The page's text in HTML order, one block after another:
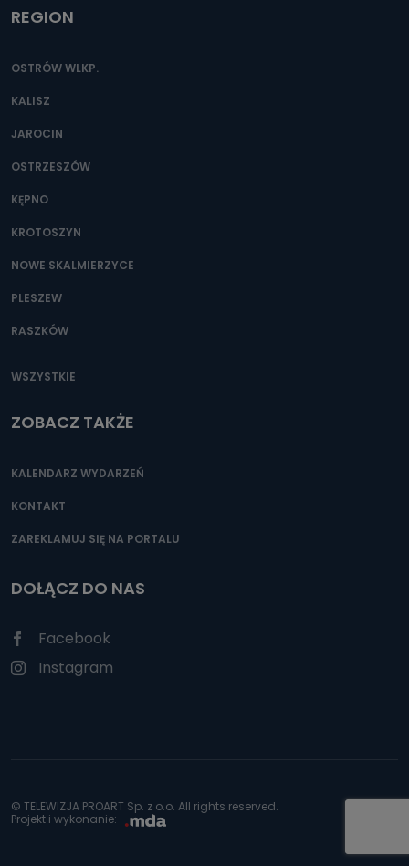
REGION
OSTRÓW WLKP.
KALISZ
JAROCIN
OSTRZESZÓW
KĘPNO
KROTOSZYN
NOWE SKALMIERZYCE
PLESZEW
RASZKÓW
WSZYSTKIE
ZOBACZ TAKŻE
KALENDARZ WYDARZEŃ
KONTAKT
ZAREKLAMUJ SIĘ NA PORTALU
DOŁĄCZ DO NAS
Facebook
Instagram
© TELEWIZJA PROART Sp. z o.o. All rights reserved.
Projekt i wykonanie: